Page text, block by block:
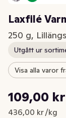
Laxfilé
250 g,
Utgått ur
Visa alla varor
Nuvarande pris
109,00 kr
436,00 kr /kg
Styckpris: